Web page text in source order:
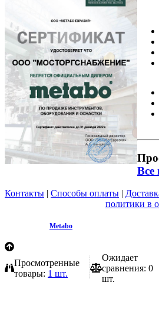
Все
Контакты | Способы оплаты |
политики в
Metabo
Просмотренные
товары: 1 шт.
Ожидает
сравнения: 0
шт.